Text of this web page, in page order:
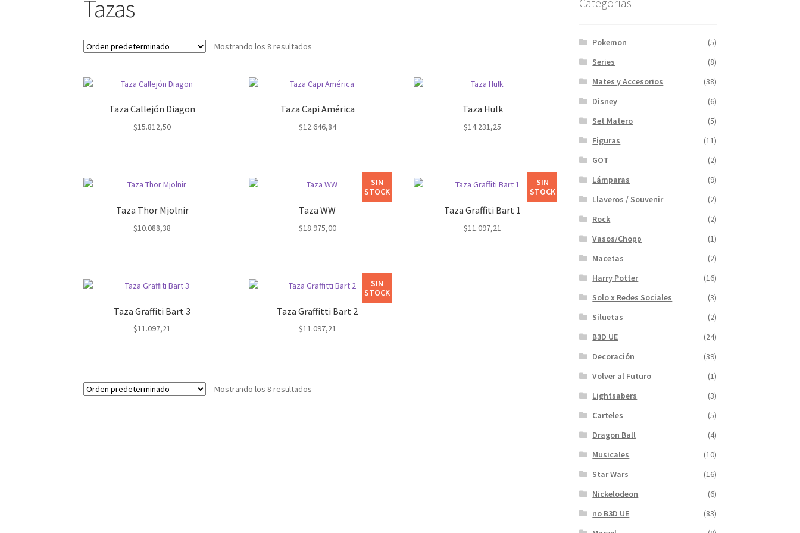
Tazas
Mostrando los 8 resultados
Taza Callejón Diagon
$15.812,50
Taza Capi América
$12.646,84
Taza Hulk
$14.231,25
Taza Thor Mjolnir
$10.088,38
SIN
STOCK
Taza WW
$18.975,00
SIN
STOCK
Taza Graffiti Bart 1
$11.097,21
Taza Graffiti Bart 3
$11.097,21
SIN
STOCK
Taza Graffitti Bart 2
$11.097,21
Mostrando los 8 resultados
Pokemon
(5)
Series
(8)
Mates y Accesorios
(38)
Disney
(6)
Set Matero
(5)
Figuras
(11)
GOT
(2)
Lámparas
(9)
Llaveros / Souvenir
(2)
Rock
(2)
Vasos/Chopp
(1)
Macetas
(2)
Harry Potter
(16)
Solo x Redes Sociales
(3)
Siluetas
(2)
B3D UE
(24)
Decoración
(39)
Volver al Futuro
(1)
Lightsabers
(3)
Carteles
(5)
Dragon Ball
(4)
Musicales
(10)
Star Wars
(16)
Nickelodeon
(6)
no B3D UE
(83)